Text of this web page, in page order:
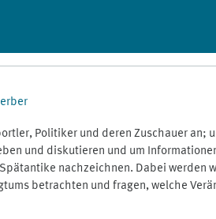
Politiker und deren Zuschauer an;
und diskutieren und um
nachzeichnen. Dabei werden
betrachten und fragen, welche